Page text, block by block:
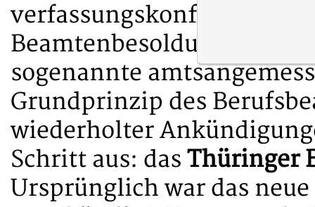
verfassungskonforme
Beamtenbesoldung
sogenannte
Grundprinzip des
wiederholter
Schritt aus: das Thüringer
Ursprünglich war das